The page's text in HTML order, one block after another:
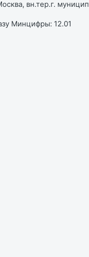
вн.тер.г.
Минцифры: 12.01